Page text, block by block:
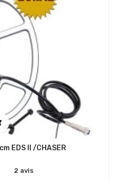
EDS II /CHASER
2 avis